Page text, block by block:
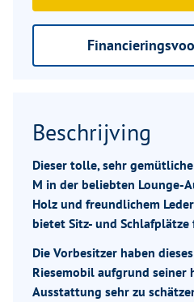
Beschrijving
Dieser tolle, sehr
M in der beliebten Lounge-
Holz und freundlichem
bietet Sitz- und Schlafplätze
Die Vorbesitzer haben
Riesemobil aufgrund seiner
Ausstattung sehr zu